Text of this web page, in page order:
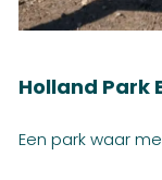
Holland Park
Een park waar